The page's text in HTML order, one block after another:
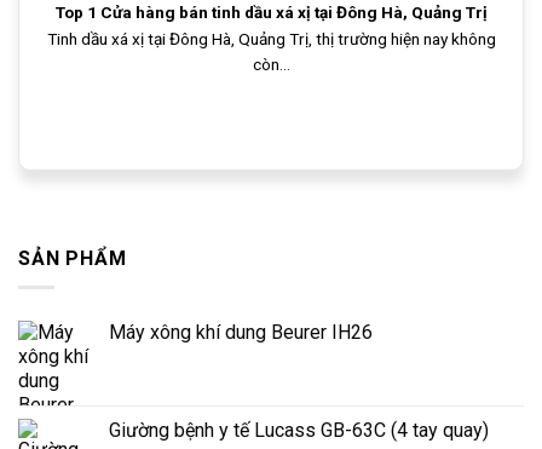
Top 1 Cửa hàng bán tinh dầu xá xị tại Đông Hà, Quảng Trị
Tinh dầu xá xị tại Đông Hà, Quảng Trị, thị trường hiện nay không
còn...
SẢN PHẨM
Máy xông khí dung Beurer IH26
Giường bệnh y tế Lucass GB-63C (4 tay quay)